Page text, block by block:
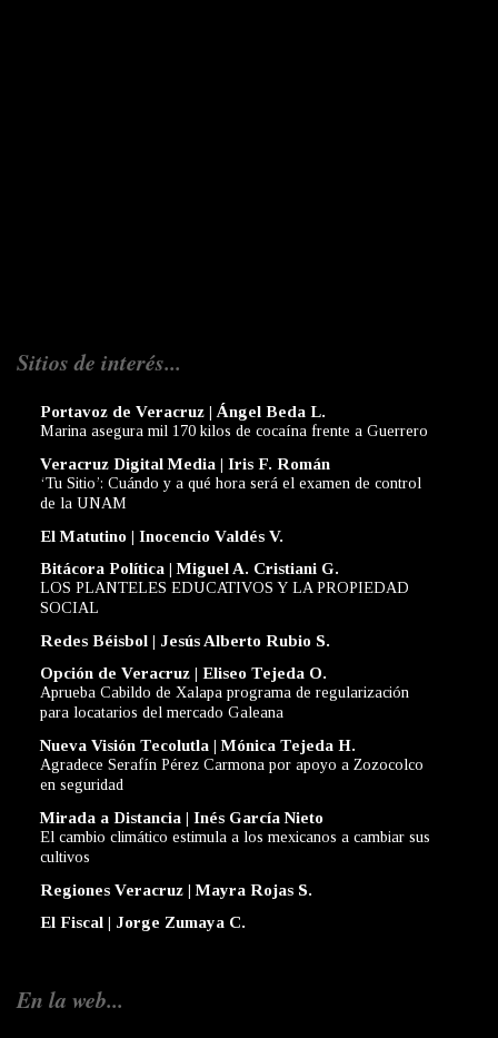
Sitios de interés...
Portavoz de Veracruz | Ángel Beda L.
Marina asegura mil 170 kilos de cocaína frente a Guerrero
Veracruz Digital Media | Iris F. Román
‘Tu Sitio’: Cuándo y a qué hora será el examen de control
de la UNAM
El Matutino | Inocencio Valdés V.
Bitácora Política | Miguel A. Cristiani G.
LOS PLANTELES EDUCATIVOS Y LA PROPIEDAD
SOCIAL
Redes Béisbol | Jesús Alberto Rubio S.
Opción de Veracruz | Eliseo Tejeda O.
Aprueba Cabildo de Xalapa programa de regularización
para locatarios del mercado Galeana
Nueva Visión Tecolutla | Mónica Tejeda H.
Agradece Serafín Pérez Carmona por apoyo a Zozocolco
en seguridad
Mirada a Distancia | Inés García Nieto
El cambio climático estimula a los mexicanos a cambiar sus
cultivos
Regiones Veracruz | Mayra Rojas S.
El Fiscal | Jorge Zumaya C.
En la web...